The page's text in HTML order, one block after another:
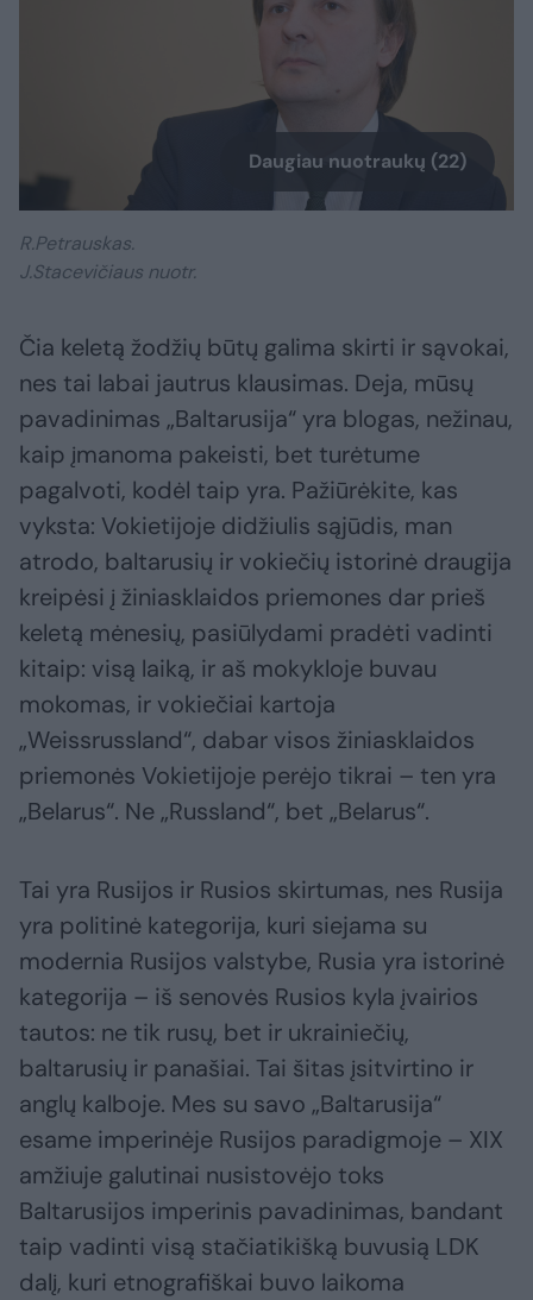
Daugiau nuotraukų (22)
R.Petrauskas.
J.Stacevičiaus nuotr.
Čia keletą žodžių būtų galima skirti ir sąvokai,
nes tai labai jautrus klausimas. Deja, mūsų
pavadinimas „Baltarusija“ yra blogas, nežinau,
kaip įmanoma pakeisti, bet turėtume
pagalvoti, kodėl taip yra. Pažiūrėkite, kas
vyksta: Vokietijoje didžiulis sąjūdis, man
atrodo, baltarusių ir vokiečių istorinė draugija
kreipėsi į žiniasklaidos priemones dar prieš
keletą mėnesių, pasiūlydami pradėti vadinti
kitaip: visą laiką, ir aš mokykloje buvau
mokomas, ir vokiečiai kartoja
„Weissrussland“, dabar visos žiniasklaidos
priemonės Vokietijoje perėjo tikrai – ten yra
„Belarus“. Ne „Russland“, bet „Belarus“.
Tai yra Rusijos ir Rusios skirtumas, nes Rusija
yra politinė kategorija, kuri siejama su
modernia Rusijos valstybe, Rusia yra istorinė
kategorija – iš senovės Rusios kyla įvairios
tautos: ne tik rusų, bet ir ukrainiečių,
baltarusių ir panašiai. Tai šitas įsitvirtino ir
anglų kalboje. Mes su savo „Baltarusija“
esame imperinėje Rusijos paradigmoje – XIX
amžiuje galutinai nusistovėjo toks
Baltarusijos imperinis pavadinimas, bandant
taip vadinti visą stačiatikišką buvusią LDK
dalį, kuri etnografiškai buvo laikoma